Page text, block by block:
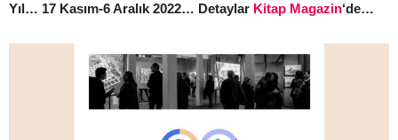
Yıl… 17 Kasım-6 Aralık 2022… Detaylar Kitap Magazin‘de…